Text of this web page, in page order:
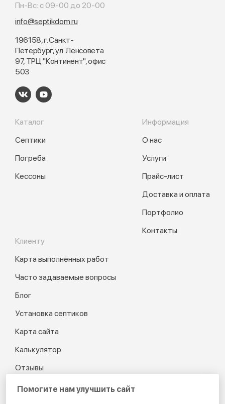
Пн-Вс: с 09-00 до 20-00
info@septikdom.ru
196158, г. Санкт-
Петербург, ул. Ленсовета
97, ТРЦ "Континент", офис
503
Каталог
Септики
Погреба
Кессоны
Информация
О нас
Услуги
Прайс-лист
Доставка и оплата
Портфолио
Контакты
Клиенту
Карта выполненных работ
Часто задаваемые вопросы
Блог
Установка септиков
Карта сайта
Калькулятор
Отзывы
Помогите нам улучшить сайт